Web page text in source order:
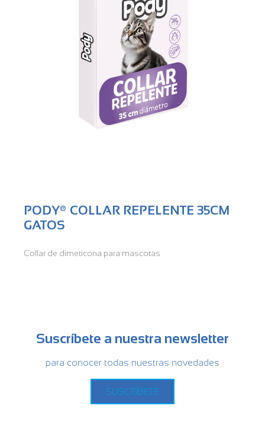
PODY® COLLAR REPELENTE 35CM
GATOS
Collar de dimeticona para mascotas
Suscríbete a nuestra newsletter
para conocer todas nuestras novedades
SUSCRÍBETE